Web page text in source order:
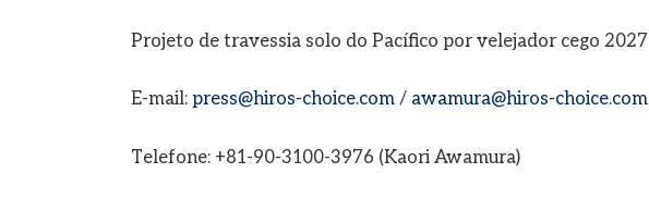
Projeto de travessia solo do Pacífico por velejador cego 2027
E-mail: press@hiros-choice.com/ awamura@hiros-choice.com
Telefone: +81-90-3100-3976 (Kaori Awamura)